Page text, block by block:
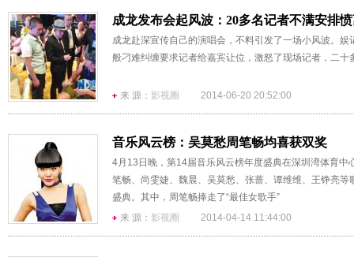
成龙发布会起风波：20多名记者不满安排
成龙赴深宣传自己的演唱会，不料引发了一场小风波。
般刁难纠缠要求记者给嘉宾让位，激怒了现场记者，二十
来 源： 影视圈 2014-06-20 20:52:00
音乐风云榜：吴莫愁周笔畅均喜获双奖
4月13日晚，第14届音乐风云榜年度盛典在深圳湾体育中
笔畅、尚雯婕、魏晨、吴莫愁、张蔷、谭维维、王铮亮
盛典。其中，周笔畅捧走了“最佳女歌手”
来 源： 影视圈 2014-04-14 11:44:00